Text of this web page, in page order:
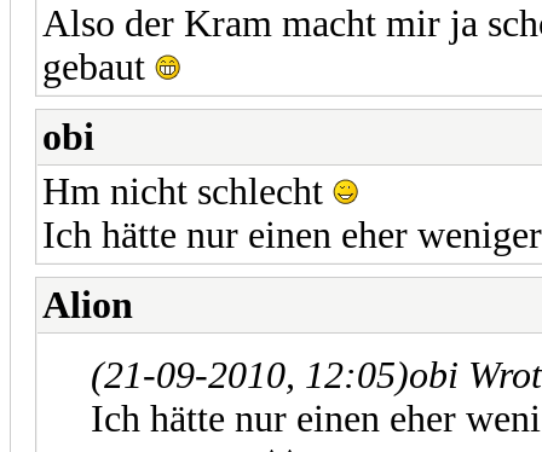
Also der Kram macht mir ja
gebaut
obi
Hm nicht schlecht
Ich hätte nur einen eher
Alion
(21-09-2010, 12:05)obi
Ich hätte nur einen eher